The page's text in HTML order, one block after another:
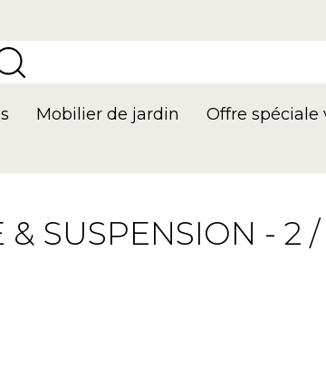
Mobilier de jardin Offre spéciale
& SUSPENSION - 2